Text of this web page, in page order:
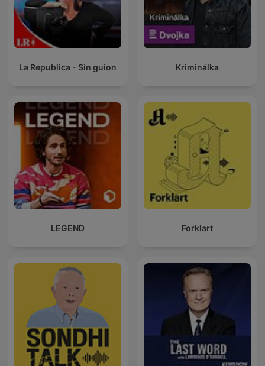
La Republica - Sin guion Kriminálka
LEGEND Forklart